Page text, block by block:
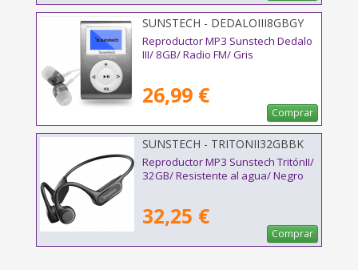
SUNSTECH - DEDALOIII8GBGY
Reproductor MP3 Sunstech Dedalo
III/ 8GB/ Radio FM/ Gris
26,99 €
Comprar
SUNSTECH - TRITONII32GBBK
Reproductor MP3 Sunstech TritónII/
32GB/ Resistente al agua/ Negro
32,25 €
Comprar